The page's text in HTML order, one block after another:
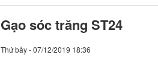
Gạo sóc trăng ST24
Thứ bảy - 07/12/2019 18:36